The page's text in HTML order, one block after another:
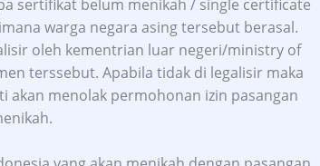
sertifikat belum menikah / single certificate
warga negara asing tersebut berasal.
oleh kementrian luar negeri/ministry of
terssebut. Apabila tidak di legalisir maka
akan menolak permohonan izin pasangan